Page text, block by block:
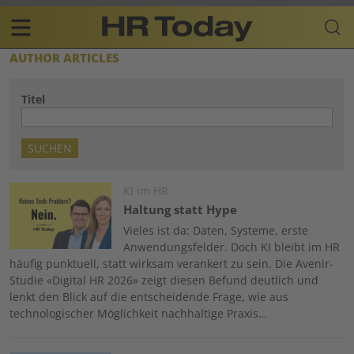
Skip
content
Plattform
für
Human
Main
DE
AUTHOR ARTICLES
Titel
KI im HR
Haltung statt Hype
Vieles ist da: Daten, Systeme, erste
Anwendungsfelder. Doch KI bleibt im HR
häufig punktuell, statt wirksam verankert zu sein. Die Avenir-
Studie «Digital HR 2026» zeigt diesen Befund deutlich und
lenkt den Blick auf die entscheidende Frage, wie aus
technologischer Möglichkeit nachhaltige Praxis…